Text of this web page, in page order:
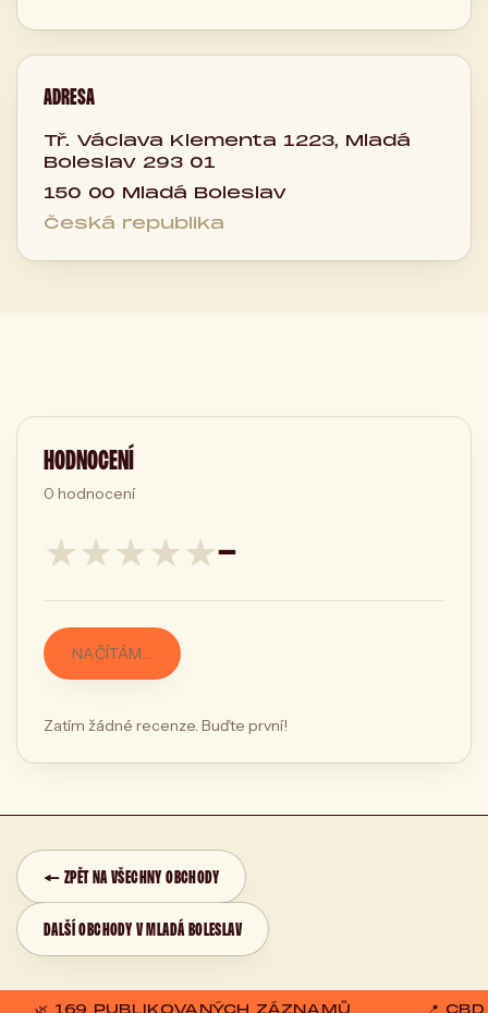
ADRESA
Tř. Václava Klementa 1223, Mladá
Boleslav 293 01
150 00 Mladá Boleslav
Česká republika
HODNOCENÍ
0 hodnocení
★★★★★—
NAČÍTÁM…
Zatím žádné recenze. Buďte první!
← ZPĚT NA VŠECHNY OBCHODY
DALŠÍ OBCHODY V MLADÁ BOLESLAV